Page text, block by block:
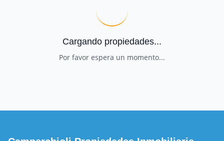
Cargando propiedades...
Por favor espera un momento...